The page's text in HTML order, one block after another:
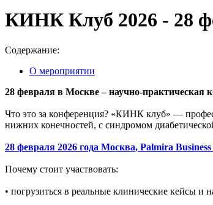
КИНК Клуб 2026 - 28
Содержание:
О мероприятии
28 февраля в Москве – научно-практическая
Что это за конференция? «КИНК клуб» —
нижних конечностей, с синдромом
28 февраля 2026 года Москва, Palmira
Почему стоит участвовать:
• погрузиться в реальные клинические кейсы и